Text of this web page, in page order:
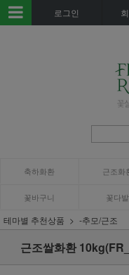
로그인
축하화환 근조화
꽃바구니 꽃다발
테마별 추천상품 -추모/근조
근조쌀화환